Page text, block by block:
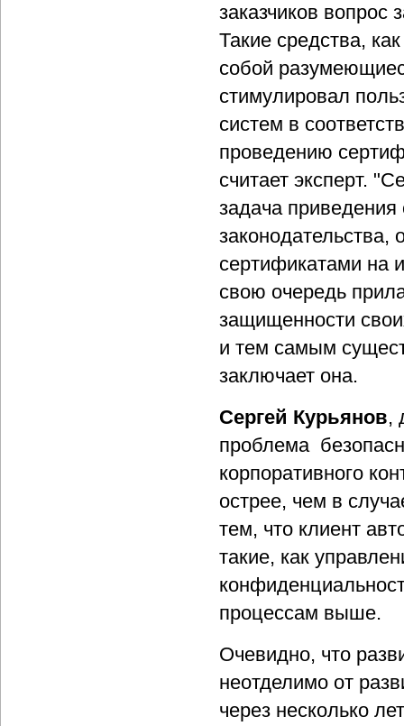
заказчиков
Такие средства,
собой
стимулировал
систем в
проведению
считает эксперт.
задача
сертификатами на
свою очередь
защищенности
и тем самым
заключает она.
Сергей Курьянов,
проблема
корпоративного
острее, чем в
тем, что клиент
такие, как
процессам выше.
Очевидно, что
неотделимо от
через несколько